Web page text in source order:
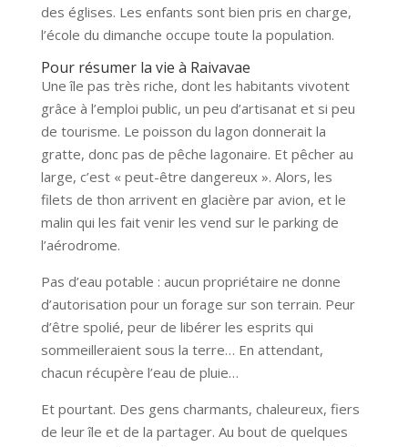
des églises. Les enfants sont bien pris en charge,
l’école du dimanche occupe toute la population.
Pour résumer la vie à Raivavae
Une île pas très riche, dont les habitants vivotent
grâce à l’emploi public, un peu d’artisanat et si peu
de tourisme. Le poisson du lagon donnerait la
gratte, donc pas de pêche lagonaire. Et pêcher au
large, c’est « peut-être dangereux ». Alors, les
filets de thon arrivent en glacière par avion, et le
malin qui les fait venir les vend sur le parking de
l’aérodrome.
Pas d’eau potable : aucun propriétaire ne donne
d’autorisation pour un forage sur son terrain. Peur
d’être spolié, peur de libérer les esprits qui
sommeilleraient sous la terre… En attendant,
chacun récupère l’eau de pluie…
Et pourtant. Des gens charmants, chaleureux, fiers
de leur île et de la partager. Au bout de quelques